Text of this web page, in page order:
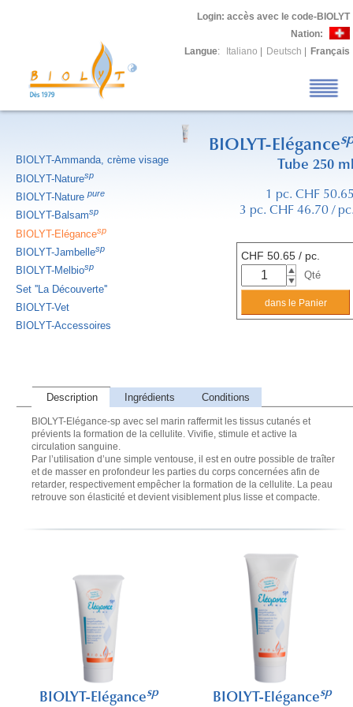
Login: accès avec le code-BIOLYT
Nation:
Langue: Italiano Deutsch Français
BIOLYT-Ammanda, crème visage
BIOLYT-Naturesp
BIOLYT-Naturepure
BIOLYT-Balsamsp
BIOLYT-Elégancesp
BIOLYT-Jambellesp
BIOLYT-Melbiosp
Set ''La Découverte''
BIOLYT-Vet
BIOLYT-Accessoires
BIOLYT-Elégance
Tube 250
1 pc. CHF
3 pc. CHF 46.70 /
CHF 50.65 / pc.
Qté
Description Ingrédients Conditions
BIOLYT-Elégance-sp avec sel marin raffermit les tissus cutanés et
prévients la formation de la cellulite. Vivifie, stimule et active la
circulation sanguine.
Par l’utilisation d’une simple ventouse, il est en outre possible de traîter
et de masser en profondeur les parties du corps concernées afin de
retarder, respectivement empêcher la formation de la cellulite. La peau
retrouve son élasticité et devient visiblement plus lisse et compacte.
BIOLYT-Elégancesp BIOLYT-Elégancesp